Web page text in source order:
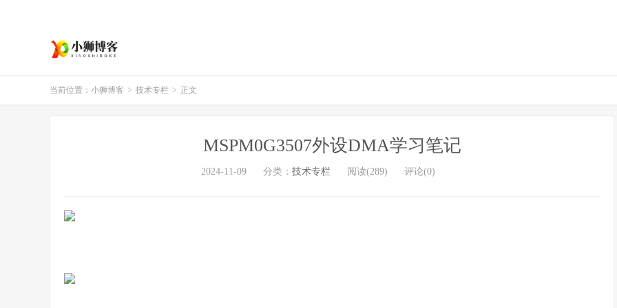
当前位置： 小狮博客 > 技术专栏 > 正文
MSPM0G3507外设DMA学习笔记
2024-11-09 分类： 技术专栏 阅读(289) 评论(0)